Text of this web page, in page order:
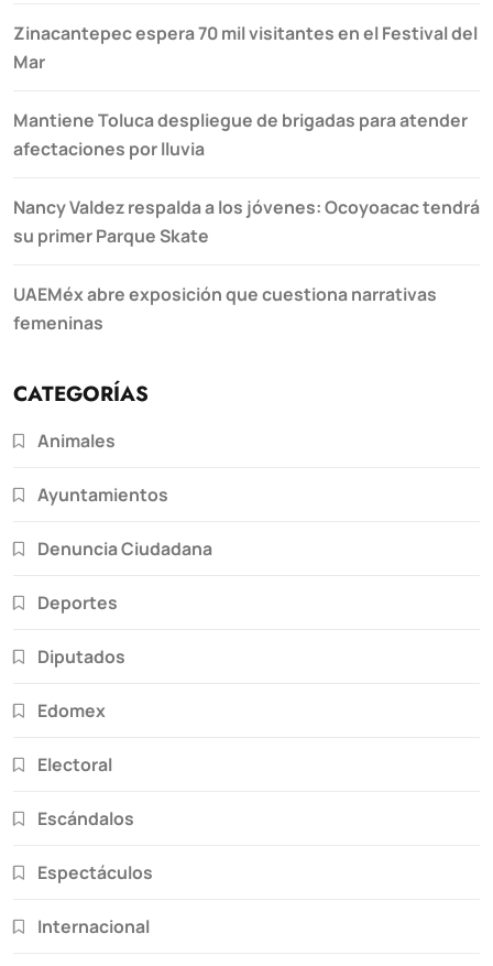
Zinacantepec espera 70 mil visitantes en el Festival del
Mar
Mantiene Toluca despliegue de brigadas para atender
afectaciones por lluvia
Nancy Valdez respalda a los jóvenes: Ocoyoacac tendrá
su primer Parque Skate
UAEMéx abre exposición que cuestiona narrativas
femeninas
CATEGORÍAS
Animales
Ayuntamientos
Denuncia Ciudadana
Deportes
Diputados
Edomex
Electoral
Escándalos
Espectáculos
Internacional